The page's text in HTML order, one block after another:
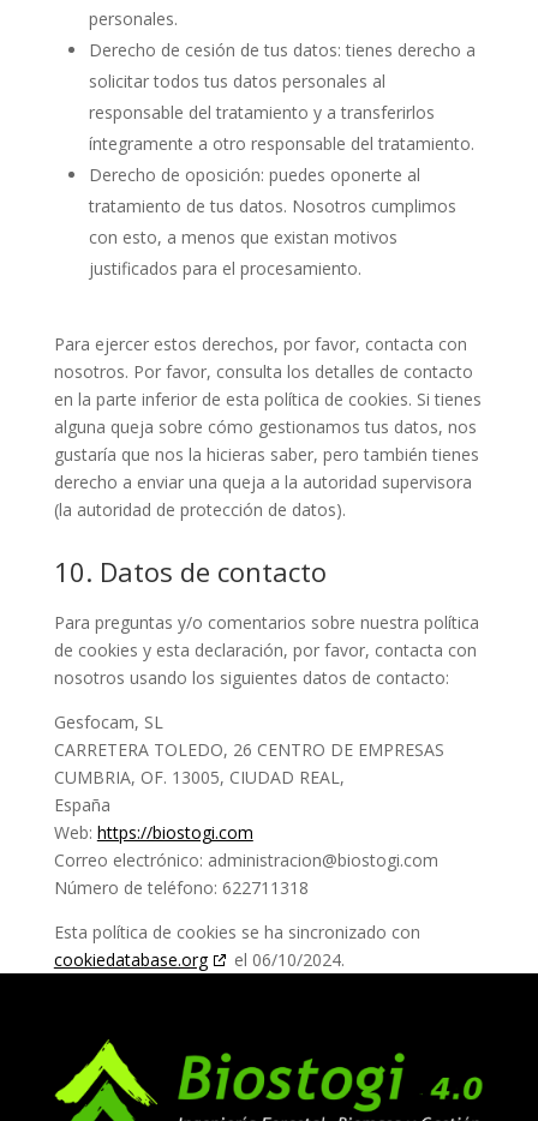
personales.
Derecho de cesión de tus datos: tienes derecho a
solicitar todos tus datos personales al
responsable del tratamiento y a transferirlos
íntegramente a otro responsable del tratamiento.
Derecho de oposición: puedes oponerte al
tratamiento de tus datos. Nosotros cumplimos
con esto, a menos que existan motivos
justificados para el procesamiento.
Para ejercer estos derechos, por favor, contacta con
nosotros. Por favor, consulta los detalles de contacto
en la parte inferior de esta política de cookies. Si tienes
alguna queja sobre cómo gestionamos tus datos, nos
gustaría que nos la hicieras saber, pero también tienes
derecho a enviar una queja a la autoridad supervisora
(la autoridad de protección de datos).
10. Datos de contacto
Para preguntas y/o comentarios sobre nuestra política
de cookies y esta declaración, por favor, contacta con
nosotros usando los siguientes datos de contacto:
Gesfocam, SL
CARRETERA TOLEDO, 26 CENTRO DE EMPRESAS
CUMBRIA, OF. 13005, CIUDAD REAL,
España
Web: https://biostogi.com
Correo electrónico: administracion@biostogi.com
Número de teléfono: 622711318
Esta política de cookies se ha sincronizado con
cookiedatabase.org
el 06/10/2024.